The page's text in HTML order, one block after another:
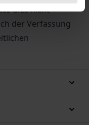
dies nicht
der Verfassung